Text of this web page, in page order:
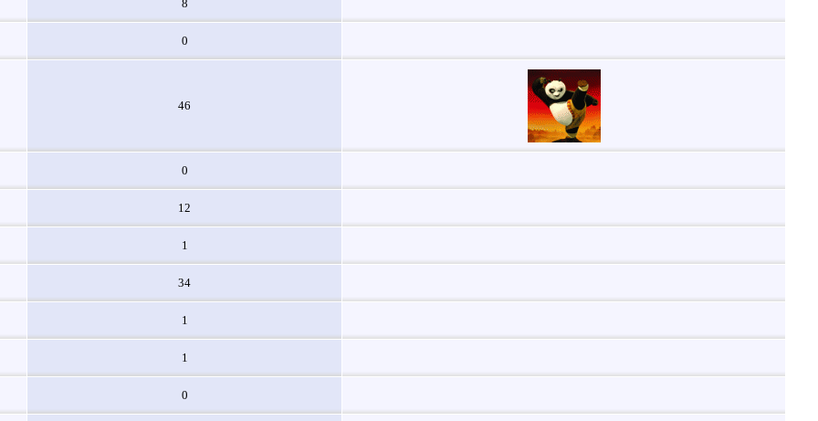
8
0
46
0
12
1
34
1
1
0